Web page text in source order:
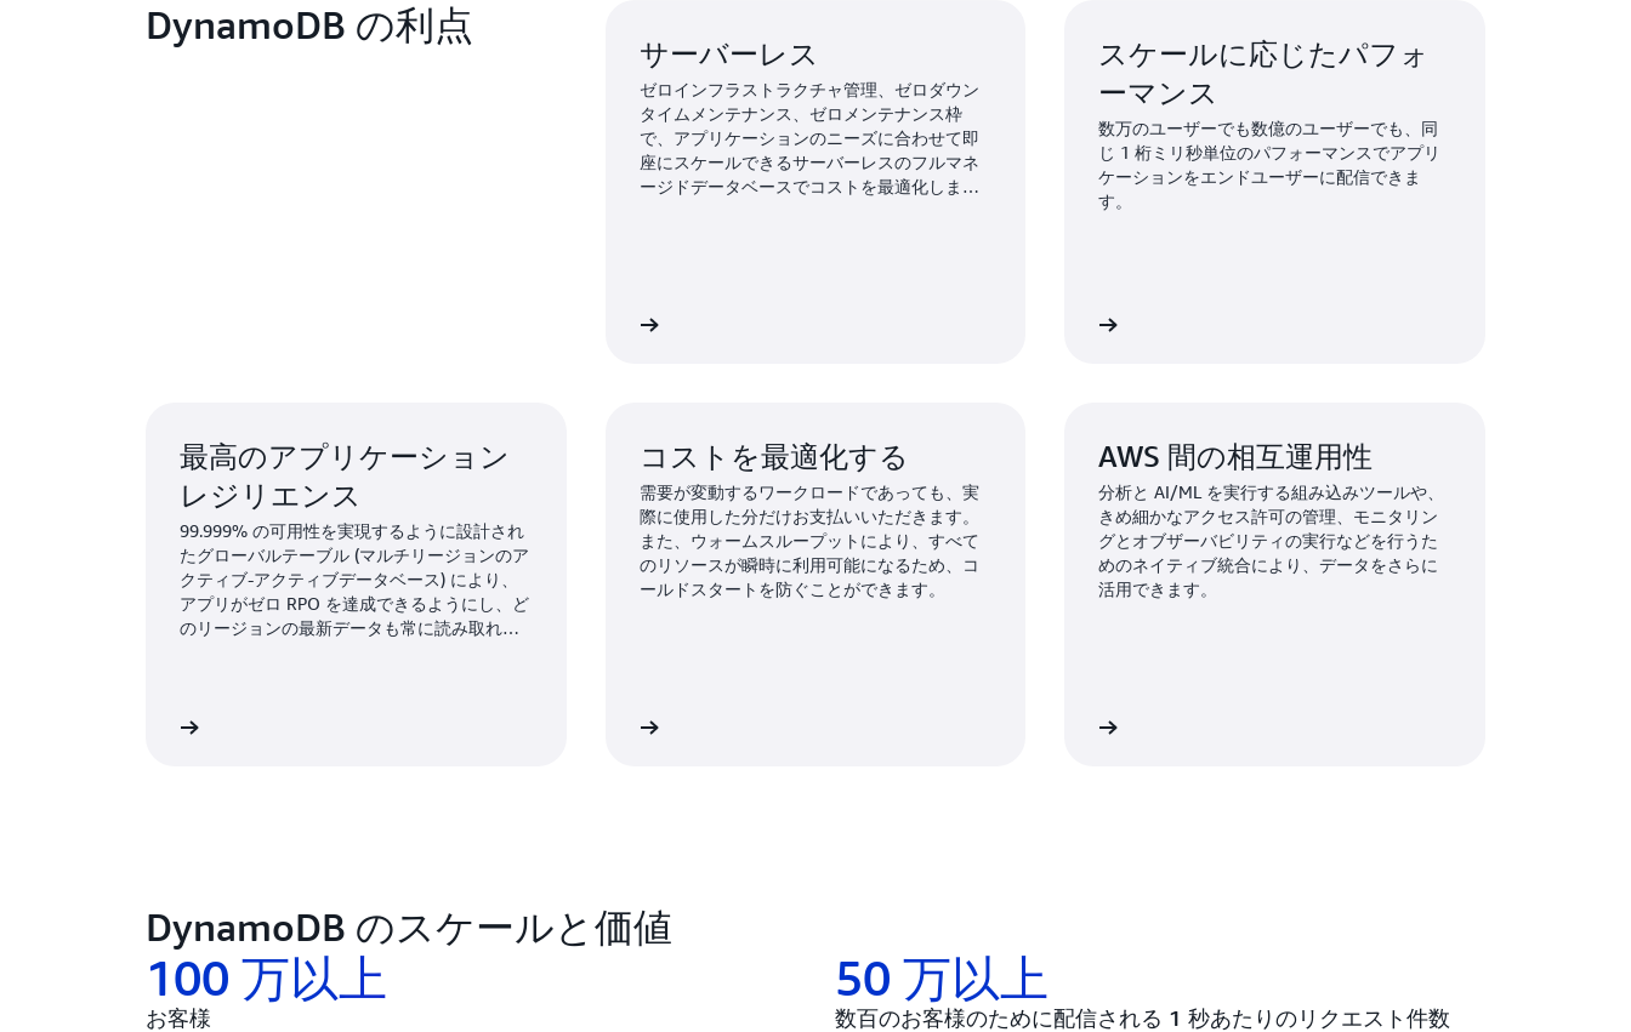
DynamoDB の利点
サーバーレス
ゼロインフラストラクチャ管理、ゼロダウン
タイムメンテナンス、ゼロメンテナンス枠
で、アプリケーションのニーズに合わせて即
座にスケールできるサーバーレスのフルマネ
ージドデータベースでコストを最適化しま
スケールに応じたパフォ
ーマンス
数万のユーザーでも数億のユーザーでも、同
じ 1 桁ミリ秒単位のパフォーマンスでアプリ
ケーションをエンドユーザーに配信できま
す。
最高のアプリケーション
レジリエンス
99.999% の可用性を実現するように設計され
たグローバルテーブル (マルチリージョンのア
クティブ-アクティブデータベース) により、
アプリがゼロ RPO を達成できるようにし、ど
のリージョンの最新データも常に読み取れる
コストを最適化する
需要が変動するワークロードであっても、実
際に使用した分だけお支払いいただきます。
また、ウォームスループットにより、すべて
のリソースが瞬時に利用可能になるため、コ
ールドスタートを防ぐことができます。
AWS 間の相互運用性
分析と AI/ML を実行する組み込みツールや、
きめ細かなアクセス許可の管理、モニタリン
グとオブザーバビリティの実行などを行うた
めのネイティブ統合により、データをさらに
活用できます。
DynamoDB のスケールと価値
100 万以上
お客様
50 万以上
数百のお客様のために配信される 1 秒あたりのリクエスト件数